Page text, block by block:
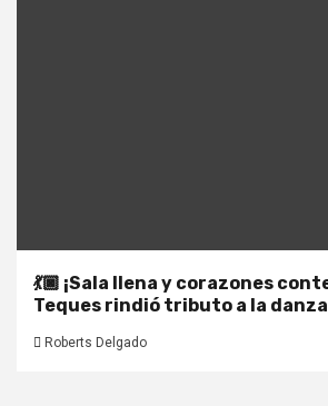
💃🏿 ¡Sala llena y corazones
Teques rindió tributo a la danza
Roberts Delgado